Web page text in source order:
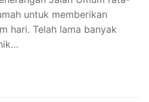
untuk memberikan
hari. Telah lama banyak